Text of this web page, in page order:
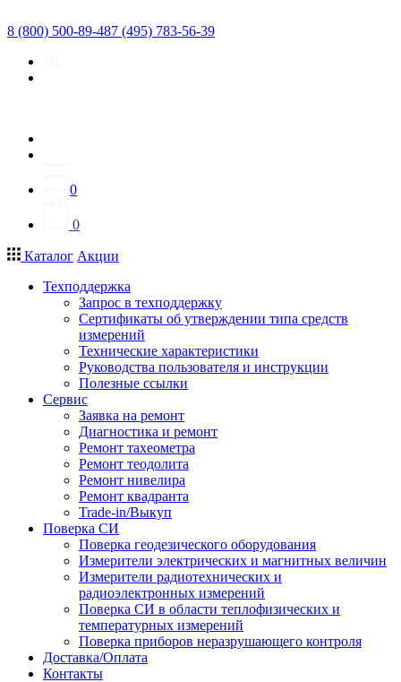
8 (800) 500-89-487 (495) 783-56-39
0
0
Каталог Акции
Техподдержка
Запрос в техподдержку
Сертификаты об утверждении типа средств
измерений
Технические характеристики
Руководства пользователя и инструкции
Полезные ссылки
Сервис
Заявка на ремонт
Диагностика и ремонт
Ремонт тахеометра
Ремонт теодолита
Ремонт нивелира
Ремонт квадранта
Trade-in/Выкуп
Поверка СИ
Поверка геодезического оборудования
Измерители электрических и магнитных величин
Измерители радиотехнических и
радиоэлектронных измерений
Поверка СИ в области теплофизических и
температурных измерений
Поверка приборов неразрушающего контроля
Доставка/Оплата
Контакты